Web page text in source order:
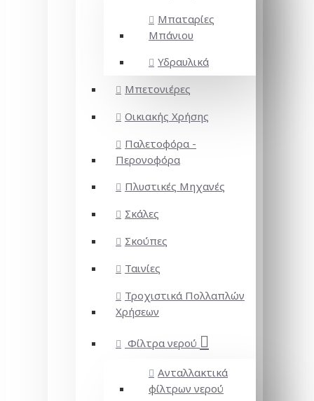
Μπαταρίες
Μπάνιου
Υδραυλικά
Μπετονιέρες
Οικιακής Χρήσης
Παλετοφόρα -
Περονοφόρα
Πλυστικές Μηχανές
Σκάλες
Σκούπες
Ταινίες
Τροχιστικά Πολλαπλών
Χρήσεων
Φίλτρα νερού
Ανταλλακτικά
φίλτρων νερού